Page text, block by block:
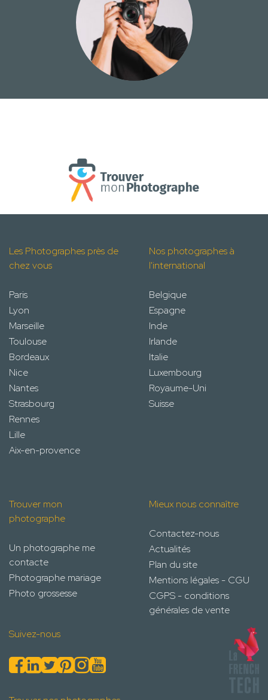
Les Photographes près de
chez vous
Paris
Lyon
Marseille
Toulouse
Bordeaux
Nice
Nantes
Strasbourg
Rennes
Lille
Aix-en-provence
Nos photographes à
l'international
Belgique
Espagne
Inde
Irlande
Italie
Luxembourg
Royaume-Uni
Suisse
Trouver mon
photographe
Un photographe me
contacte
Photographe mariage
Photo grossesse
Mieux nous connaître
Contactez-nous
Actualités
Plan du site
Mentions légales - CGU
CGPS - conditions
générales de vente
Suivez-nous